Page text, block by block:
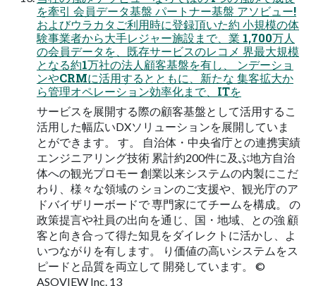
を牽引 会員データ基盤 パートナー基盤 アソビュー!
およびウラカタご利用時に登録頂いた約 小規模の体
験事業者から大手レジャー施設まで、業 1,700万人
の会員データを、既存サービスのレコメ 界最大規模
となる約1万社の法人顧客基盤を有し、 ンデーショ
ンやCRMに活用するとともに、新たな 集客拡大か
ら管理オペレーション効率化まで、ITを
サービスを展開する際の顧客基盤として活用するこ
活用した幅広いDXソリューションを展開していま
とができます。 す。 自治体・中央省庁との連携実績
エンジニアリング技術 累計約200件に及ぶ地方自治
体への観光プロモー 創業以来システムの内製にこだ
わり、様々な領域の ションのご支援や、観光庁のア
ドバイザリーボードで 専門家にてチームを構成。 の
政策提言や社員の出向を通じ、国・地域、との強 顧
客と向き合って得た知見をダイレクトに活かし、よ
いつながりを有します。 り価値の高いシステムをス
ピードと品質を両立して 開発しています。 ©
ASOVIEW Inc. 13